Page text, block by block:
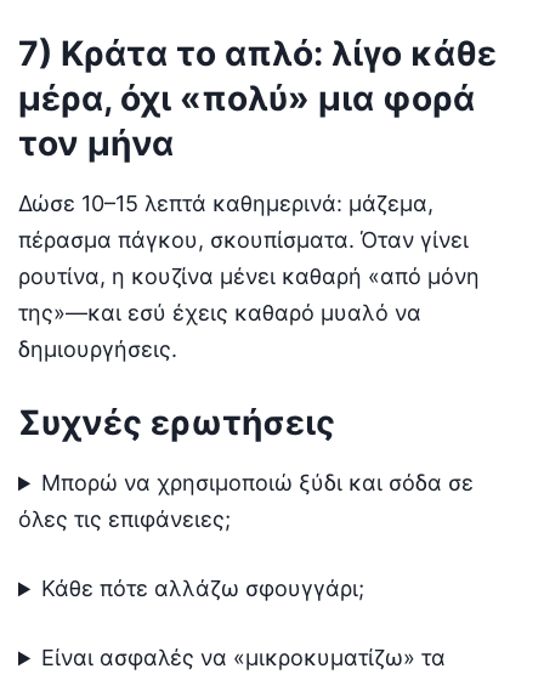
7) Κράτα το απλό: λίγο κάθε
μέρα, όχι «πολύ» μια φορά
τον μήνα
Δώσε 10–15 λεπτά καθημερινά: μάζεμα,
πέρασμα πάγκου, σκουπίσματα. Όταν γίνει
ρουτίνα, η κουζίνα μένει καθαρή «από μόνη
της»—και εσύ έχεις καθαρό μυαλό να
δημιουργήσεις.
Συχνές ερωτήσεις
Μπορώ να χρησιμοποιώ ξύδι και σόδα σε
όλες τις επιφάνειες;
Κάθε πότε αλλάζω σφουγγάρι;
Είναι ασφαλές να «μικροκυματίζω» τα